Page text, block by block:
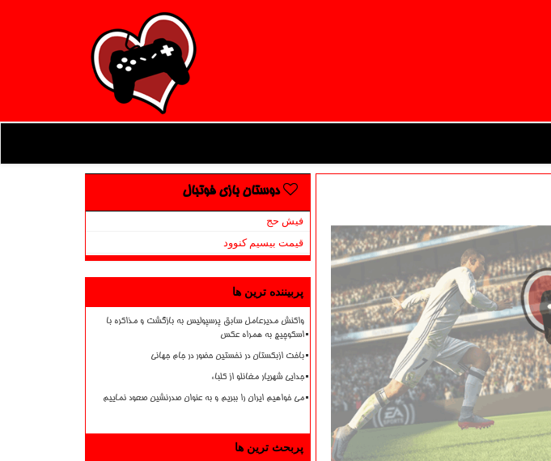
دوستان بازی فوتبال
فیش حج
قیمت بیسیم کنوود
پربیننده ترین ها
واکنش مدیرعامل سابق پرسپولیس به بازگشت و مذاکره با
اسکوچیچ به همراه عکس
باخت ازبکستان در نخستین حضور در جام جهانی
جدایی شهریار مغانلو از کلباء
می خواهیم ایران را ببریم و به عنوان صدرنشین صعود نماییم
پربحث ترین ها